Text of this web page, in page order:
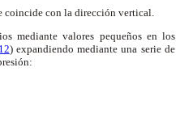
coincide con la dirección vertical.
mediante valores pequeños en los
) expandiendo mediante una serie de